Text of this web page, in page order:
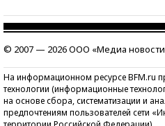
© 2007 — 2026 ООО «Медиа
На информационном ресурсе BFM.ru
технологии (информационные
на основе сбора, систематизации и
предпочтениям пользователей сети